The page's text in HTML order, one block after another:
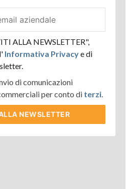
ALLA NEWSLETTER",
Informativa Privacye di
di comunicazioni
per conto di terzi.
NEWSLETTER